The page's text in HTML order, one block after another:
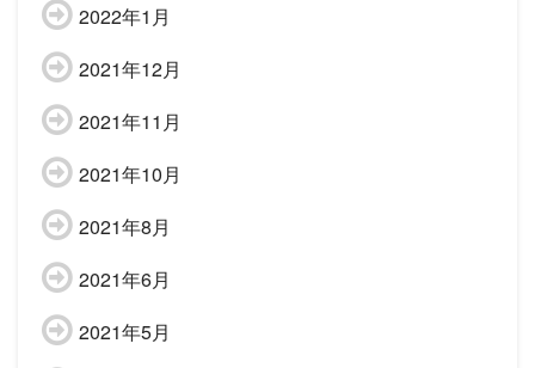
2022年1月
2021年12月
2021年11月
2021年10月
2021年8月
2021年6月
2021年5月